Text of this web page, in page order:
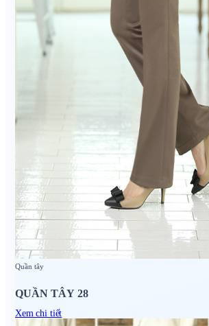
Quần tây
QUẦN TÂY 28
Xem chi tiết